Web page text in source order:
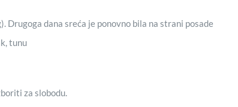
Drugoga dana sreća je ponovno bila na strani posade
tunu
za slobodu.